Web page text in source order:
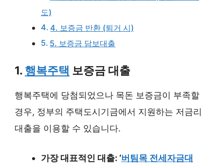
도)
4. 보증금 반환 (퇴거 시)
5. 보증금 담보대출
1. 행복주택 보증금 대출
행복주택에 당첨되었으나 목돈 보증금이 부족할
경우, 정부의 주택도시기금에서 지원하는 저금리
대출을 이용할 수 있습니다.
가장 대표적인 대출: ‘버팀목 전세자금대